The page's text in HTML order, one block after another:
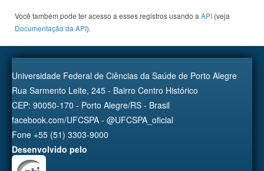
Você também pode ter acesso a esses registros usando a API (veja
Documentação da API).
Universidade Federal de Ciências da Saúde de Porto Alegre
Rua Sarmento Leite, 245 - Bairro Centro Histórico
CEP: 90050-170 - Porto Alegre/RS - Brasil
facebook.com/UFCSPA - @UFCSPA_oficial
Fone +55 (51) 3303-9000
Desenvolvido pelo